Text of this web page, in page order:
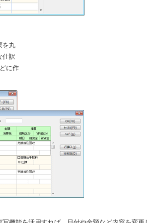
を丸
仕訳
に作